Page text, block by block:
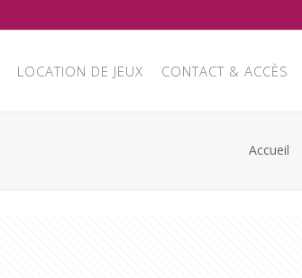
LOCATION DE JEUX CONTACT & ACCÈS
Accueil